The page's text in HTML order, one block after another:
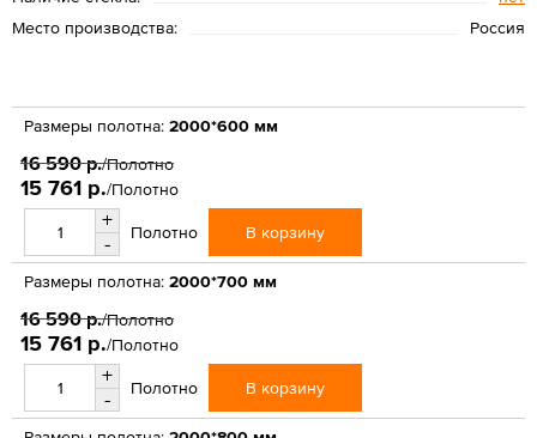
Место производства:
Россия
Размеры полотна: 2000*600 мм
16 590 р./Полотно
15 761 р./Полотно
+
-
Полотно В корзину
Размеры полотна: 2000*700 мм
16 590 р./Полотно
15 761 р./Полотно
+
-
Полотно В корзину